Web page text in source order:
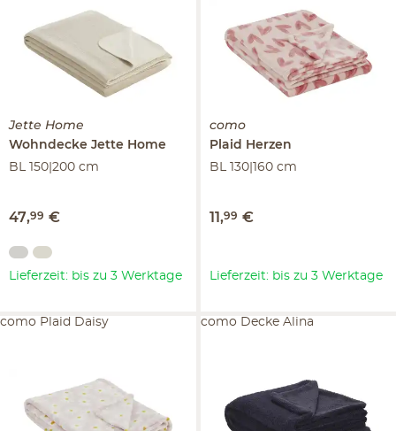
Jette Home
Wohndecke Jette Home
BL 150|200 cm
47,99 €
Lieferzeit: bis zu 3 Werktage
como
Plaid
Herzen
BL 130|160 cm
11,99 €
Lieferzeit: bis zu 3 Werktage
como Plaid Daisy como Decke Alina